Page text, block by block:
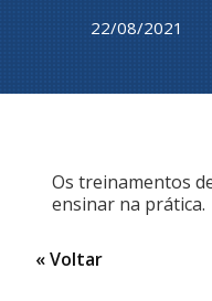
22/08/2021
Os treinamentos
ensinar na prática.
« Voltar